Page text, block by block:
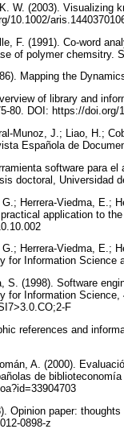
W. (2003). Visualizing
10.1002/
F. (1991). Co-word
of polymer chemsitry.
Mapping the
of library and
80. DOI: https://
Munoz, J.; Liao, H.;
Española de
software para
doctoral, Universidad
Herrera-Viedma, E.;
application to
Herrera-Viedma, E.;
for Information
S. (1998). Software
for Information
F
references and
A. (2000).
de
Opinion paper:
0898-z